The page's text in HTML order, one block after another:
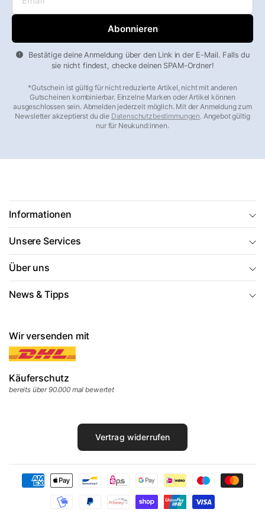
Bestätige deine Anmeldung über den Link in der E-Mail. Falls du
sie nicht findest, checke deinen SPAM-Ordner!
*Gutschein ist gültig für nicht reduzierte Artikel, nicht mit anderen
Gutscheinen kombinierbar. Einzelne Marken oder Artikel können
ausgeschlossen sein. Abmelden jederzeit möglich. Mit der Anmeldung zum
Newsletter akzeptierst du die Datenschutzbestimmungen. Angebot gültig
nur für Neukund:innen.
Informationen
Unsere Services
Über uns
News & Tipps
Wir versenden mit
Käuferschutz
bereits über 90.000 mal bewertet
Vertrag widerrufen